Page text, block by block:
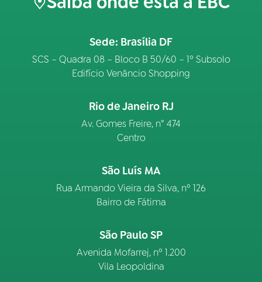
Sede: Brasília DF
SCS – Quadra 08 – Bloco B 50/60 – 1º Subsolo
Edifício Venâncio Shopping
Rio de Janeiro RJ
Av. Gomes Freire, n° 474
Centro
São Luís MA
Rua Armando Vieira da Silva, nº 126
Bairro de Fátima
São Paulo SP
Avenida Mofarrej, nº 1.200
Vila Leopoldina